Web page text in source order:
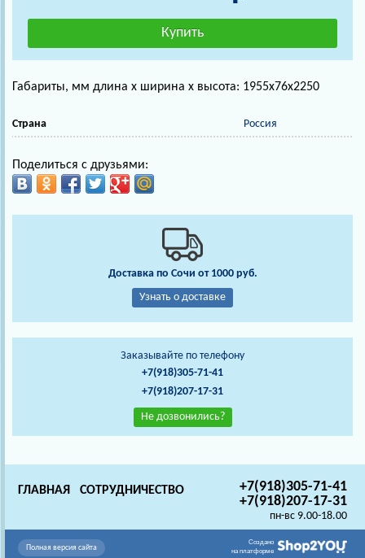
Габариты, мм длина х ширина х высота: 1955х76х2250
Страна Россия
Поделиться с друзьями:
Доставка по Сочи от 1000 руб.
Узнать о доставке
Заказывайте по телефону
+7(918)305-71-41
+7(918)207-17-31
Не дозвонились?
+7(918)305-71-41
+7(918)207-17-31
пн-вс 9.00-18.00
ГЛАВНАЯ СОТРУДНИЧЕСТВО
Создано
на платформе
Полная версия сайта